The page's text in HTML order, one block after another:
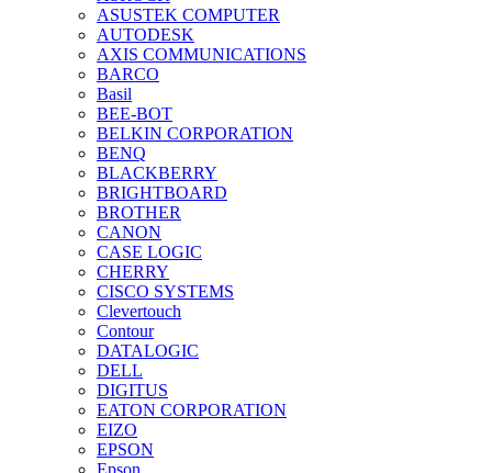
ASUSTEK COMPUTER
AUTODESK
AXIS COMMUNICATIONS
BARCO
Basil
BEE-BOT
BELKIN CORPORATION
BENQ
BLACKBERRY
BRIGHTBOARD
BROTHER
CANON
CASE LOGIC
CHERRY
CISCO SYSTEMS
Clevertouch
Contour
DATALOGIC
DELL
DIGITUS
EATON CORPORATION
EIZO
EPSON
Epson